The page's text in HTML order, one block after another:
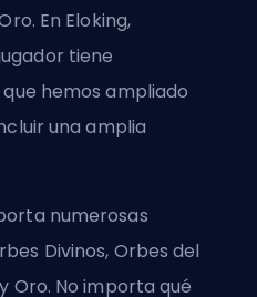
En Eloking,
tiene
hemos ampliado
una amplia
numerosas
Divinos, Orbes del
Oro. No importa qué